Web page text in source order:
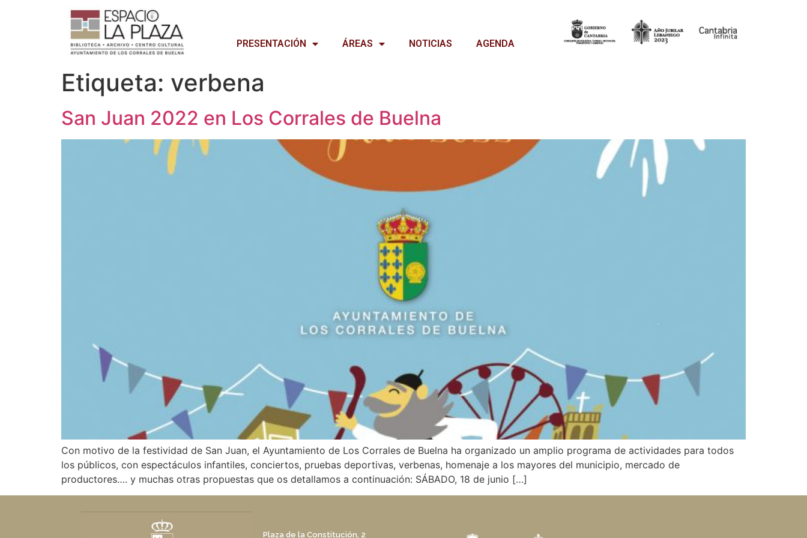
PRESENTACIÓN ÁREAS NOTICIAS AGENDA
Etiqueta: verbena
San Juan 2022 en Los Corrales de Buelna
Con motivo de la festividad de San Juan, el Ayuntamiento de Los Corrales de Buelna ha organizado un amplio programa de actividades para todos
los públicos, con espectáculos infantiles, conciertos, pruebas deportivas, verbenas, homenaje a los mayores del municipio, mercado de
productores…. y muchas otras propuestas que os detallamos a continuación: SÁBADO, 18 de junio […]
Plaza de la Constitución, 2